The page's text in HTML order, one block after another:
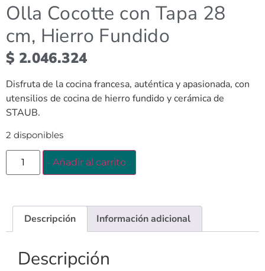
Olla Cocotte con Tapa 28
cm, Hierro Fundido
$ 2.046.324
Disfruta de la cocina francesa, auténtica y apasionada, con
utensilios de cocina de hierro fundido y cerámica de
STAUB.
2 disponibles
Añadir al carrito
Descripción Información adicional
Descripción